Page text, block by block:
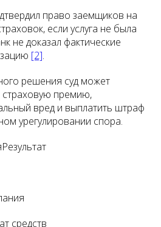
право заемщиков на
если услуга не была
не доказал фактические
[2].
решения суд может
страховую премию,
вред и выплатить штраф
урегулировании спора.
средств